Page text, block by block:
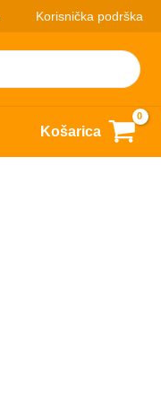
Korisnička podrška
Košarica